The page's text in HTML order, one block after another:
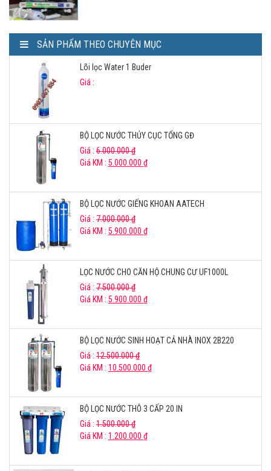
SẢN PHẨM THEO CHUYÊN MỤC
Lõi lọc Water 1 Buder
Giá :
BỘ LỌC NƯỚC THỦY CỤC TỔNG GĐ
Giá : 6.000.000₫
Giá KM : 5.000.000 ₫
BỘ LỌC NƯỚC GIẾNG KHOAN AATECH
Giá : 7.000.000₫
Giá KM : 5.900.000 ₫
LỌC NƯỚC CHO CĂN HỘ CHUNG CƯ UF1000L
Giá : 7.500.000₫
Giá KM : 5.900.000 ₫
BỘ LỌC NƯỚC SINH HOẠT CẢ NHÀ INOX 2B220
Giá : 12.500.000₫
Giá KM : 10.500.000 ₫
BỘ LỌC NƯỚC THÔ 3 CẤP 20 IN
Giá : 1.500.000₫
Giá KM : 1.200.000 ₫